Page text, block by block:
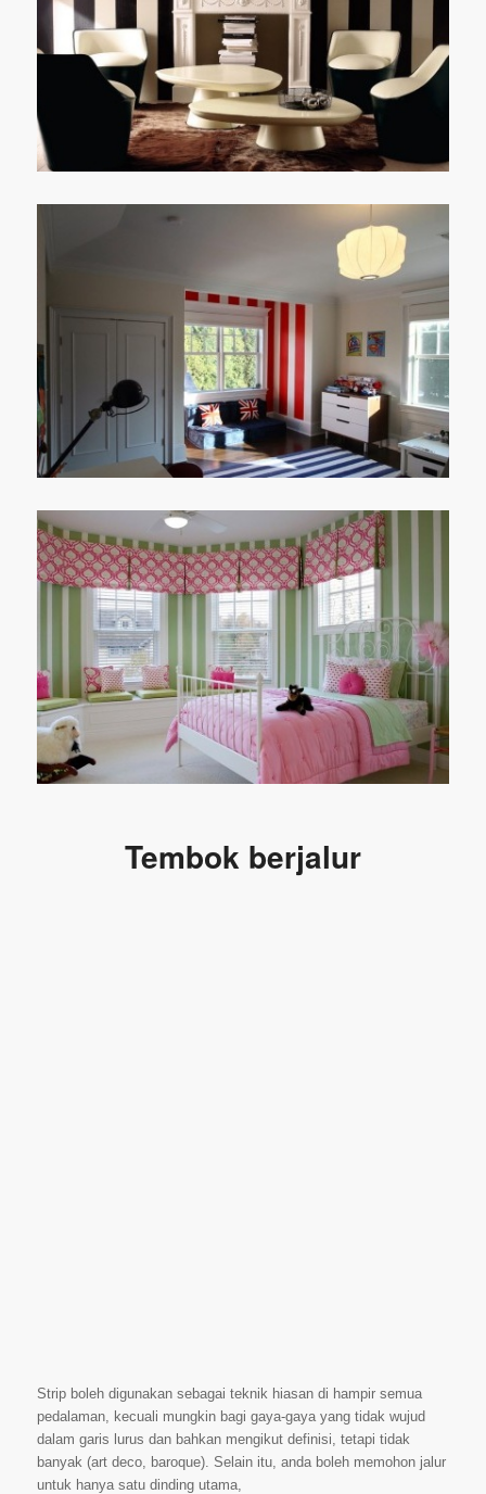
Tembok berjalur
Strip boleh digunakan sebagai teknik hiasan di hampir semua
pedalaman, kecuali mungkin bagi gaya-gaya yang tidak wujud
dalam garis lurus dan bahkan mengikut definisi, tetapi tidak
banyak (art deco, baroque). Selain itu, anda boleh memohon jalur
untuk hanya satu dinding utama,